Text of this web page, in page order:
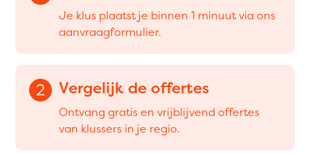
Je klus plaatst je binnen 1 minuut via ons
aanvraagformulier.
2 Vergelijk de offertes
Ontvang gratis en vrijblijvend offertes
van klussers in je regio.